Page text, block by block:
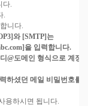
다.
.
니다.
와 [SMTP]는
을 입력합니다.
@도메인 형식으로 계정
하셨던 메일 비밀번호를
용하시면 됩니다.